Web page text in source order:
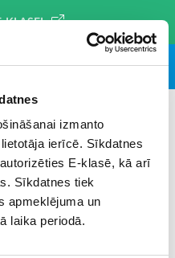
izmanto
ierīcē. Sīkdatnes
E-klasē, kā arī
Sīkdatnes tiek
apmeklējuma un
laika periodā.
KLASEI